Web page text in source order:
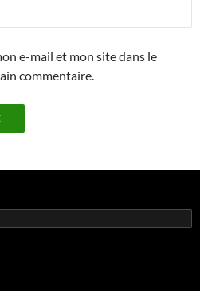
e-mail et mon site dans le
commentaire.